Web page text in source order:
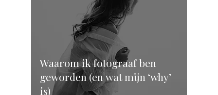
Waarom ik fotograaf ben
geworden (en wat mijn ‘why’
is)